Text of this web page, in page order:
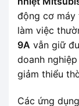
động cơ máy
làm việc
9A vẫn giữ
doanh
giảm thiểu
Các ứng